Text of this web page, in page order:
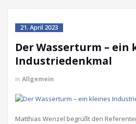
21. April 2023
Der Wasserturm – ein
Industriedenkmal
in Allgemein
Matthias Wenzel begrüßt den